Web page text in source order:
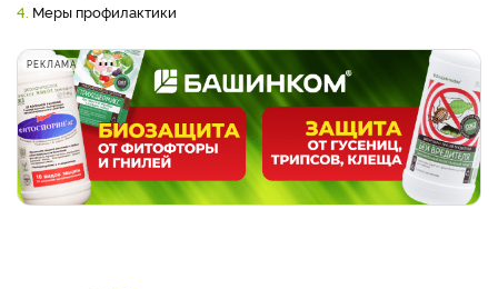
4. Меры профилактики
РЕКЛАМА